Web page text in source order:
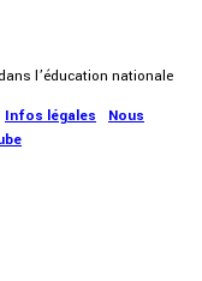
l’éducation nationale
Infos légales
Nous